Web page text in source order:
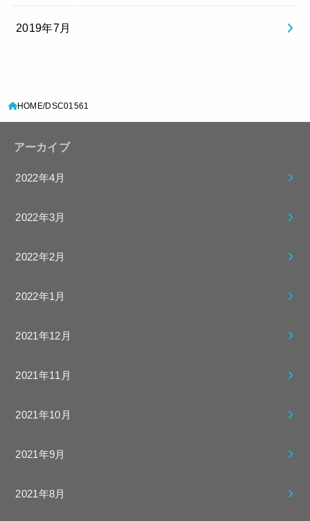
2019年7月
HOME DSC01561
アーカイブ
2022年4月
2022年3月
2022年2月
2022年1月
2021年12月
2021年11月
2021年10月
2021年9月
2021年8月